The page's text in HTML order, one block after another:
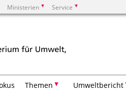
Ministerien Service
Themen Umweltbericht